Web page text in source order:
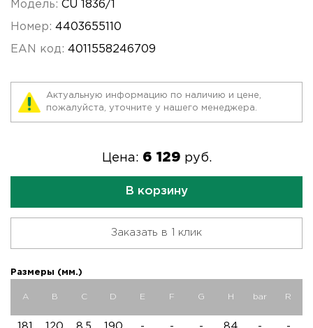
Модель: CU 1836/1
Номер: 4403655110
EAN код: 4011558246709
Актуальную информацию по наличию и цене,
пожалуйста, уточните у нашего менеджера.
Цена: 6 129 руб.
В корзину
Заказать в 1 клик
Размеры (мм.)
A B C D E F G H bar R
181 120 8.5 190 - - - 84 - -